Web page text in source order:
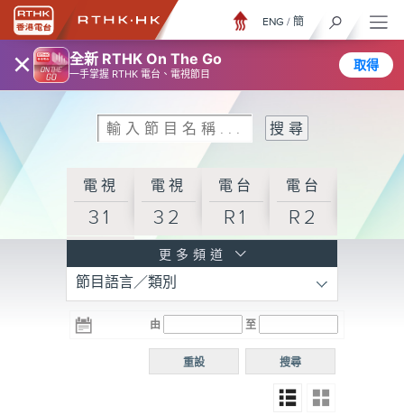
× 全新 RTHK On The Go
一手掌握 RTHK 電台、電視節目
取得
ENG / 簡
電視
31
電視
32
電台
R1
電台
R2
R3
電台 電台
R5
電台
普通
更多頻道
節目語言／類別
由 至
搜尋
重設